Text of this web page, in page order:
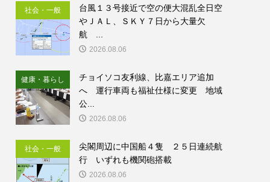
社会・一般
台風１３号接近で空の便大混乱全日空
やＪＡＬ、ＳＫＹ７日から大量欠
航 ...
2026.08.06
健康・暮らし
チョイソコ友利線、比嘉エリア追加
へ 運行車両も福祉仕様に変更 地域
公...
2026.08.06
社会・一般
尖閣周辺に中国船４隻 ２５日連続航
行 いずれも機関砲搭載
2026.08.06